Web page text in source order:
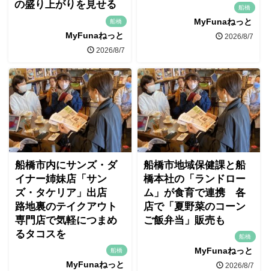
の盛り上がりを見せる
船橋
MyFunaねっと
2026/8/7
船橋
MyFunaねっと
2026/8/7
船橋市内にサンズ・ダ
イナー姉妹店「サン
ズ・タケリア」出店
路地裏のテイクアウト
専門店で気軽につまめ
るタコスを
船橋
MyFunaねっと
船橋市地域保健課と船
橋本社の「ランドロー
ム」が食育で連携 各
店で「夏野菜のコーン
ご飯弁当」販売も
船橋
MyFunaねっと
2026/8/7